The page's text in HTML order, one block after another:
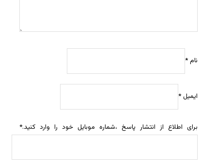
نام*
ایمیل*
برای اطلاع از انتشار پاسخ ،شماره موبایل خود را وارد کنید.*